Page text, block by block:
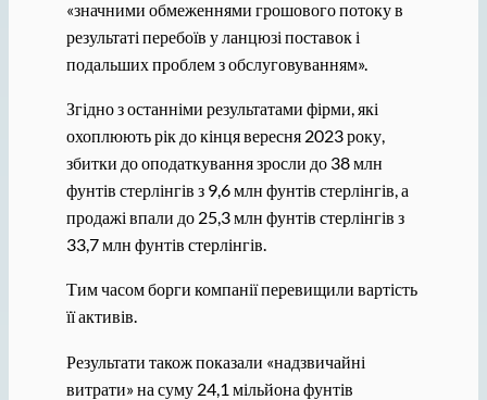
«значними обмеженнями грошового потоку в
результаті перебоїв у ланцюзі поставок і
подальших проблем з обслуговуванням».
Згідно з останніми результатами фірми, які
охоплюють рік до кінця вересня 2023 року,
збитки до оподаткування зросли до 38 млн
фунтів стерлінгів з 9,6 млн фунтів стерлінгів, а
продажі впали до 25,3 млн фунтів стерлінгів з
33,7 млн ​​фунтів стерлінгів.
Тим часом борги компанії перевищили вартість
її активів.
Результати також показали «надзвичайні
витрати» на суму 24,1 мільйона фунтів